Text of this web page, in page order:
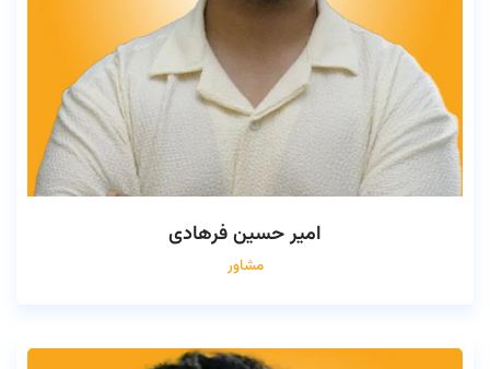
امیر حسین فرهادی
مشاور